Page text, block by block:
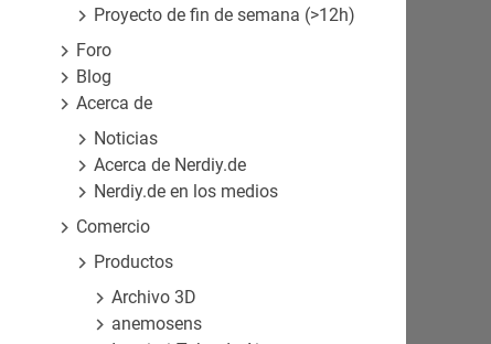
Proyecto de fin de semana (>12h)
Foro
Blog
Acerca de
Noticias
Acerca de Nerdiy.de
Nerdiy.de en los medios
Comercio
Productos
Archivo 3D
anemosens